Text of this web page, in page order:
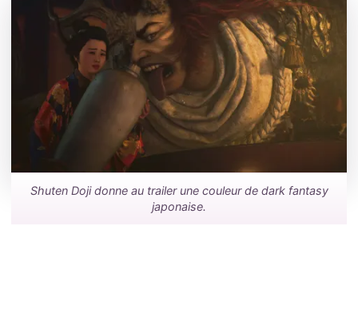
Shuten Doji donne au trailer une couleur de dark fantasy
japonaise.